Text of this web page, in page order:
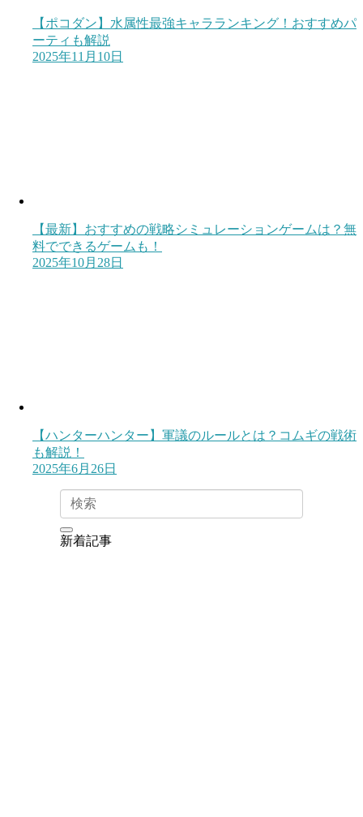
【ポコダン】水属性最強キャラランキング！おすすめパ
ーティも解説
2025年11月10日
【最新】おすすめの戦略シミュレーションゲームは？無
料でできるゲームも！
2025年10月28日
【ハンターハンター】軍議のルールとは？コムギの戦術
も解説！
2025年6月26日
新着記事